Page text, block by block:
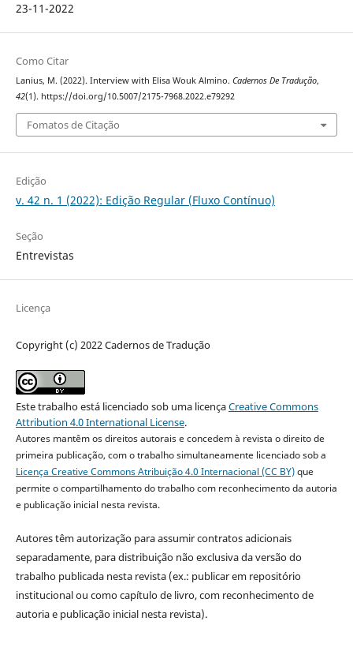
23-11-2022
Como Citar
Lanius, M. (2022). Interview with Elisa Wouk Almino. Cadernos De Tradução,
42(1). https://doi.org/10.5007/2175-7968.2022.e79292
Fomatos de Citação
Edição
v. 42 n. 1 (2022): Edição Regular (Fluxo Contínuo)
Seção
Entrevistas
Licença
Copyright (c) 2022 Cadernos de Tradução
Este trabalho está licenciado sob uma licençaCreative Commons
Attribution 4.0 International License.
Autores mantêm os direitos autorais e concedem à revista o direito de
primeira publicação, com o trabalho simultaneamente licenciado sob a
Licença Creative Commons Atribuição 4.0 Internacional (CC BY)que
permite o compartilhamento do trabalho com reconhecimento da autoria
e publicação inicial nesta revista.
Autores têm autorização para assumir contratos adicionais
separadamente, para distribuição não exclusiva da versão do
trabalho publicada nesta revista (ex.: publicar em repositório
institucional ou como capítulo de livro, com reconhecimento de
autoria e publicação inicial nesta revista).